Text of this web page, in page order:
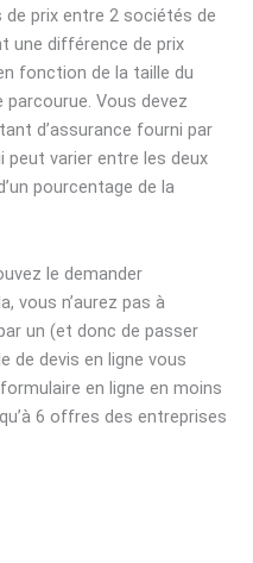
prix entre 2 sociétés de
une différence de prix
fonction de la taille du
Vous devez
d’assurance fourni par
peut varier entre les deux
pourcentage de la
le demander
vous n’aurez pas à
un (et donc de passer
de devis en ligne vous
en ligne en moins
6 offres des entreprises